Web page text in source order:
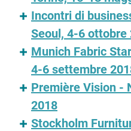
Incontri di
Seoul, 4-6 ottobre
Munich Fabric
4-6 settembre
Première Vision -
2018
Stockholm